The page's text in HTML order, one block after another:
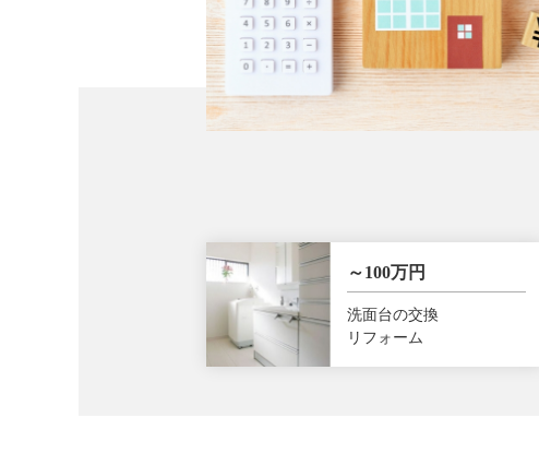
～100万円
洗面台の交換
リフォーム